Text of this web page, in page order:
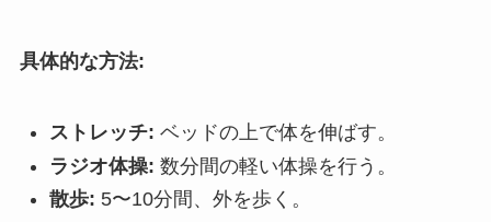
具体的な方法:
ストレッチ: ベッドの上で体を伸ばす。
ラジオ体操: 数分間の軽い体操を行う。
散歩: 5〜10分間、外を歩く。